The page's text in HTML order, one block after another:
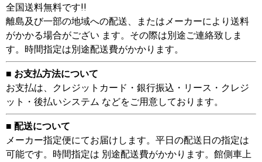
全国送料無料です!!
離島及び一部の地域への配送、またはメーカーにより送料
がかかる場合がござい ます。その際は別途ご連絡致しま
す。時間指定は別途配送費がかかります。
■ お支払方法について
お支払は、クレジットカード・銀行振込・リース・クレジ
ット・後払いシステム などをご用意しております。
■ 配送について
メーカー指定便にてお届けします。平日の配送日の指定は
可能です。時間指定は 別途配送費がかかります。館側車上